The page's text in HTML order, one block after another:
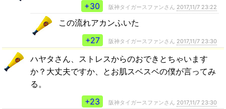
+30
阪神タイガースファンさん 2017,11/7 23:22
この流れアカンふいた
+27
阪神タイガースファンさん 2017,11/7 23:30
ハヤタさん、ストレスからのおできとちゃいます
か？大丈夫ですか、とお肌スベスベの僕が言ってみ
る。
+23
阪神タイガースファンさん 2017,11/7 23:30